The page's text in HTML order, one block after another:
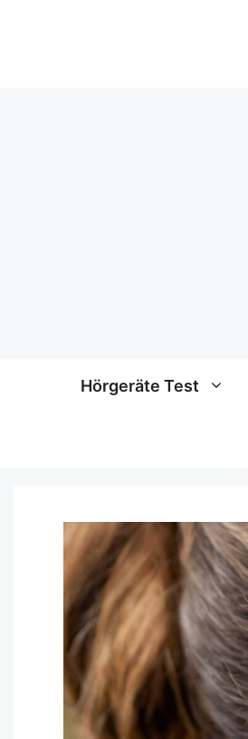
Hörgeräte Test